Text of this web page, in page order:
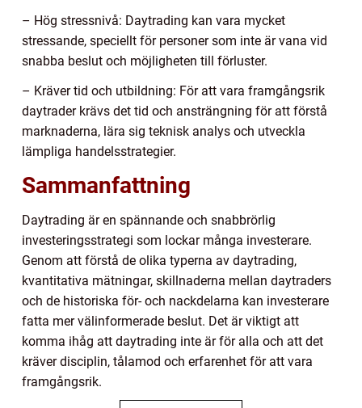
– Hög stressnivå: Daytrading kan vara mycket
stressande, speciellt för personer som inte är vana vid
snabba beslut och möjligheten till förluster.
– Kräver tid och utbildning: För att vara framgångsrik
daytrader krävs det tid och ansträngning för att förstå
marknaderna, lära sig teknisk analys och utveckla
lämpliga handelsstrategier.
Sammanfattning
Daytrading är en spännande och snabbrörlig
investeringsstrategi som lockar många investerare.
Genom att förstå de olika typerna av daytrading,
kvantitativa mätningar, skillnaderna mellan daytraders
och de historiska för- och nackdelarna kan investerare
fatta mer välinformerade beslut. Det är viktigt att
komma ihåg att daytrading inte är för alla och att det
kräver disciplin, tålamod och erfarenhet för att vara
framgångsrik.